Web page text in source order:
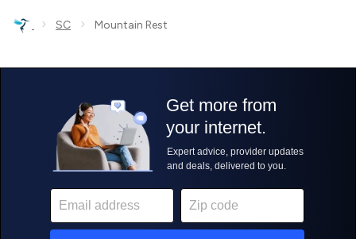
› SC › Mountain Rest